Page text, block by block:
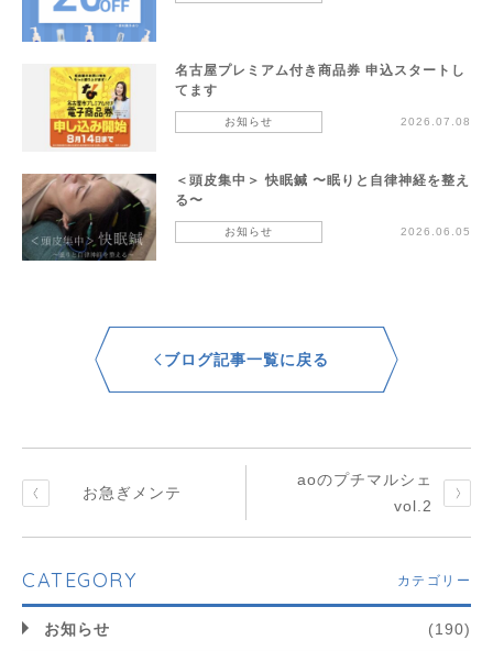
名古屋プレミアム付き商品券 申込スタートし
てます
お知らせ 2026.07.08
＜頭皮集中＞ 快眠鍼 〜眠りと自律神経を整え
る〜
お知らせ 2026.06.05
ブログ記事一覧に戻る
お急ぎメンテ
aoのプチマルシェ
vol.2
CATEGORY カテゴリー
お知らせ (190)